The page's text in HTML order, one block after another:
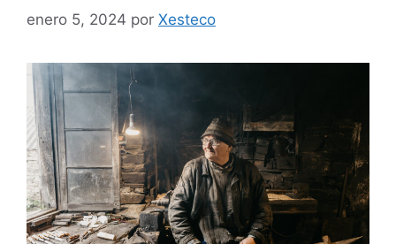
enero 5, 2024 por Xesteco